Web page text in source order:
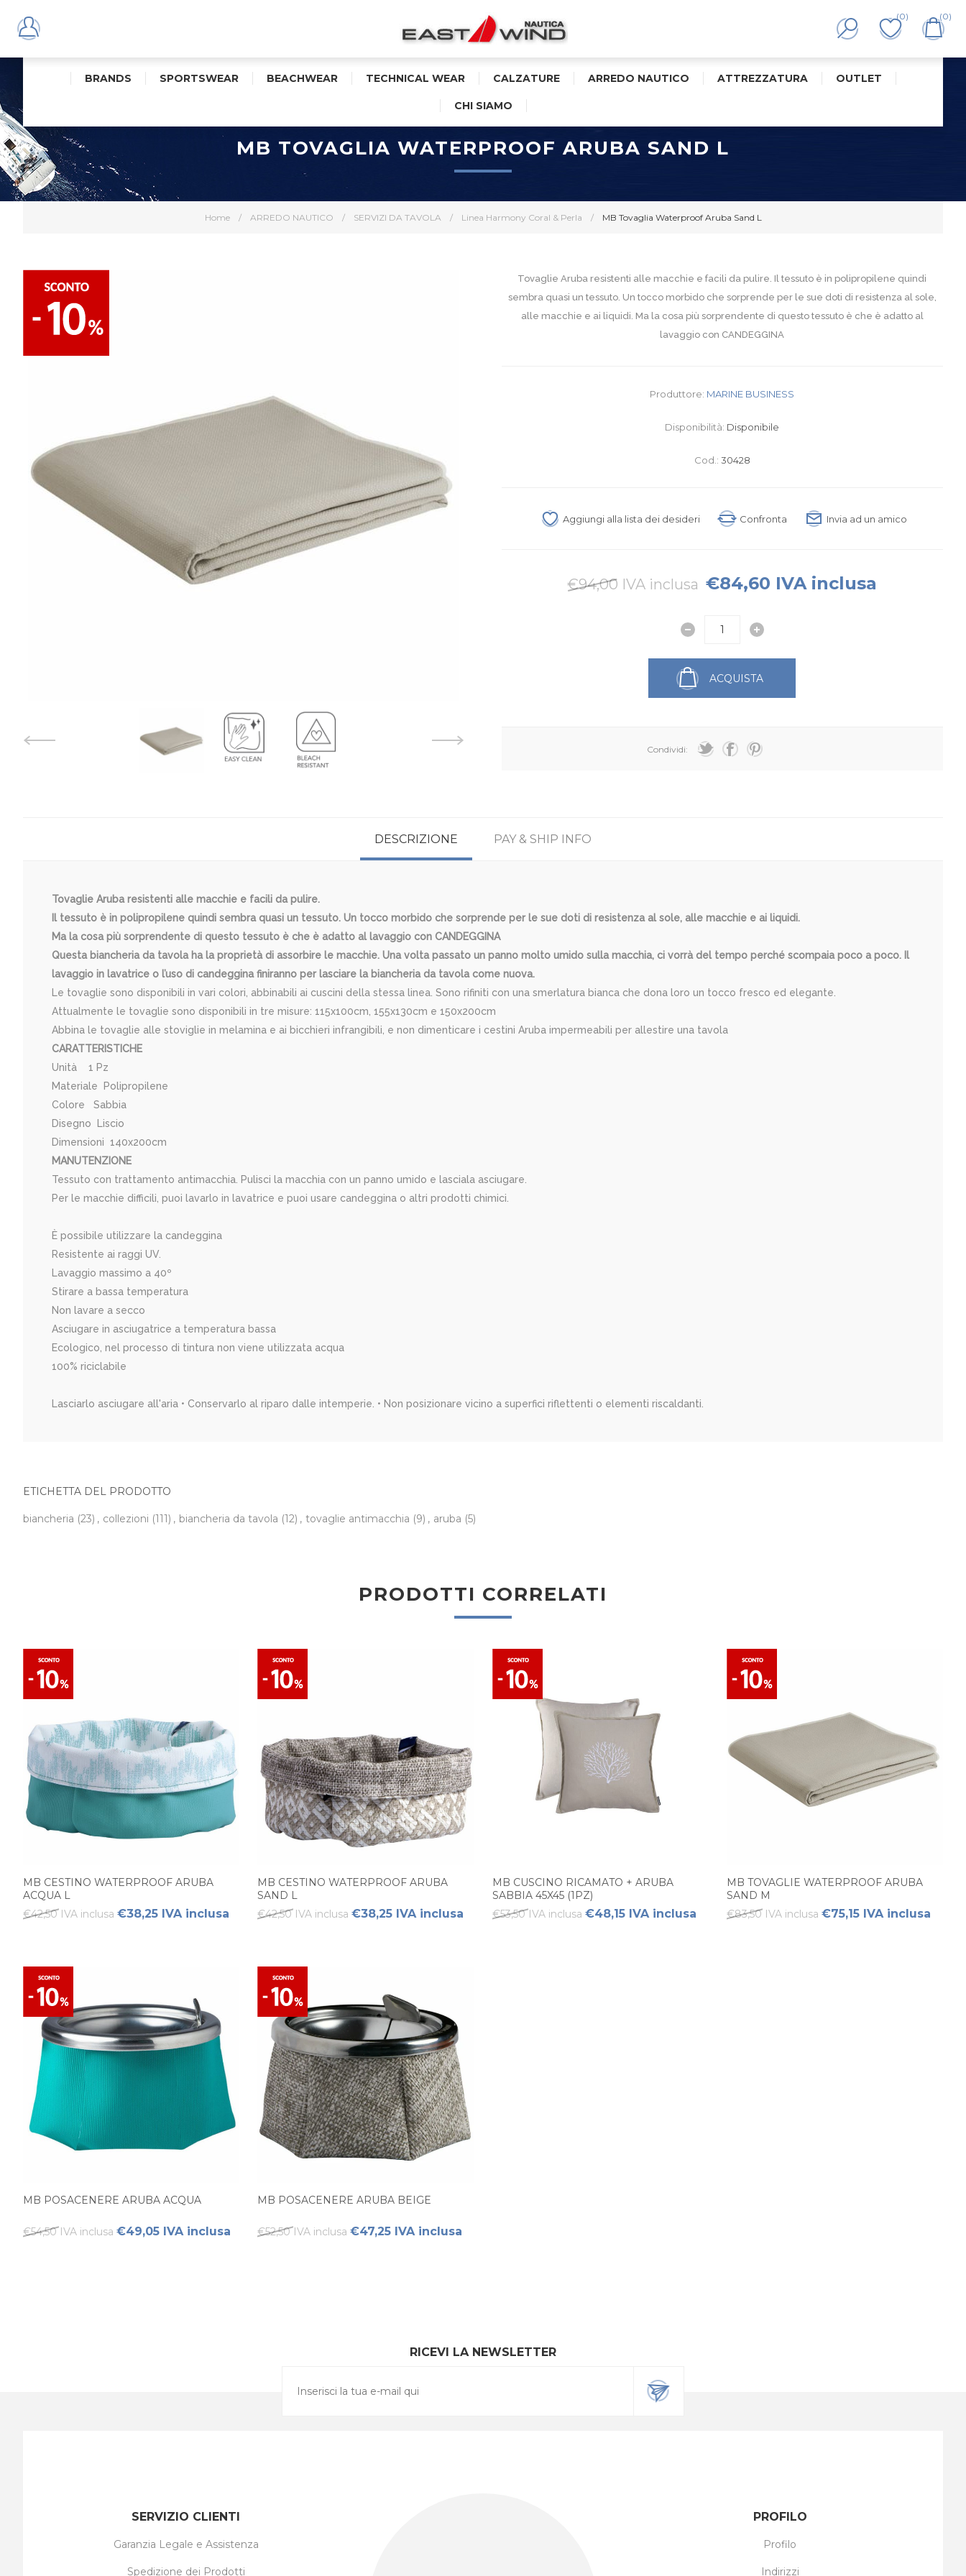
(0) (0)
BRANDS SPORTSWEAR BEACHWEAR TECHNICAL WEAR CALZATURE ARREDO NAUTICO ATTREZZATURA OUTLET
CHI SIAMO
Home / ARREDO NAUTICO / SERVIZI DA TAVOLA / Linea Harmony Coral & Perla / MB Tovaglia Waterproof Aruba Sand L
MB TOVAGLIA WATERPROOF ARUBA SAND L
Tovaglie Aruba resistenti alle macchie e facili da pulire. Il tessuto è in polipropilene quindi
sembra quasi un tessuto. Un tocco morbido che sorprende per le sue doti di resistenza al sole,
alle macchie e ai liquidi. Ma la cosa più sorprendente di questo tessuto è che è adatto al
lavaggio con CANDEGGINA
Produttore: MARINE BUSINESS
Disponibilità: Disponibile
Cod.: 30428
Aggiungi alla lista dei desideri Confronta Invia ad un amico
€94,00 IVA inclusa €84,60 IVA inclusa
ACQUISTA
Condividi:
DESCRIZIONE PAY & SHIP INFO
Tovaglie Aruba resistenti alle macchie e facili da pulire.
Il tessuto è in polipropilene quindi sembra quasi un tessuto. Un tocco morbido che sorprende per le sue doti di resistenza al sole, alle macchie e ai liquidi.
Ma la cosa più sorprendente di questo tessuto è che è adatto al lavaggio con CANDEGGINA
Questa biancheria da tavola ha la proprietà di assorbire le macchie. Una volta passato un panno molto umido sulla macchia, ci vorrà del tempo perché scompaia poco a poco. Il
lavaggio in lavatrice o l’uso di candeggina finiranno per lasciare la biancheria da tavola come nuova.
Le tovaglie sono disponibili in vari colori, abbinabili ai cuscini della stessa linea. Sono rifiniti con una smerlatura bianca che dona loro un tocco fresco ed elegante.
Attualmente le tovaglie sono disponibili in tre misure: 115x100cm, 155x130cm e 150x200cm
Abbina le tovaglie alle stoviglie in melamina e ai bicchieri infrangibili, e non dimenticare i cestini Aruba impermeabili per allestire una tavola
CARATTERISTICHE
Unità 1 Pz
Materiale Polipropilene
Colore Sabbia
Disegno Liscio
Dimensioni 140x200cm
MANUTENZIONE
Tessuto con trattamento antimacchia. Pulisci la macchia con un panno umido e lasciala asciugare.
Per le macchie difficili, puoi lavarlo in lavatrice e puoi usare candeggina o altri prodotti chimici.
È possibile utilizzare la candeggina
Resistente ai raggi UV.
Lavaggio massimo a 40º
Stirare a bassa temperatura
Non lavare a secco
Asciugare in asciugatrice a temperatura bassa
Ecologico, nel processo di tintura non viene utilizzata acqua
100% riciclabile
Lasciarlo asciugare all'aria • Conservarlo al riparo dalle intemperie. • Non posizionare vicino a superfici riflettenti o elementi riscaldanti.
ETICHETTA DEL PRODOTTO
biancheria (23) , collezioni (111) , biancheria da tavola (12) , tovaglie antimacchia (9) , aruba (5)
PRODOTTI CORRELATI
MB CESTINO WATERPROOF ARUBA
ACQUA L
€42,50 IVA inclusa €38,25 IVA inclusa
MB CESTINO WATERPROOF ARUBA
SAND L
€42,50 IVA inclusa €38,25 IVA inclusa
MB CUSCINO RICAMATO + ARUBA
SABBIA 45X45 (1PZ)
€53,50 IVA inclusa €48,15 IVA inclusa
MB TOVAGLIE WATERPROOF ARUBA
SAND M
€83,50 IVA inclusa €75,15 IVA inclusa
MB POSACENERE ARUBA ACQUA
€54,50 IVA inclusa €49,05 IVA inclusa
MB POSACENERE ARUBA BEIGE
€52,50 IVA inclusa €47,25 IVA inclusa
RICEVI LA NEWSLETTER
SERVIZIO CLIENTI
Garanzia Legale e Assistenza
Spedizione dei Prodotti
PROFILO
Profilo
Indirizzi